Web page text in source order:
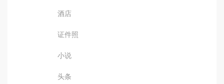
酒店
证件照
小说
头条